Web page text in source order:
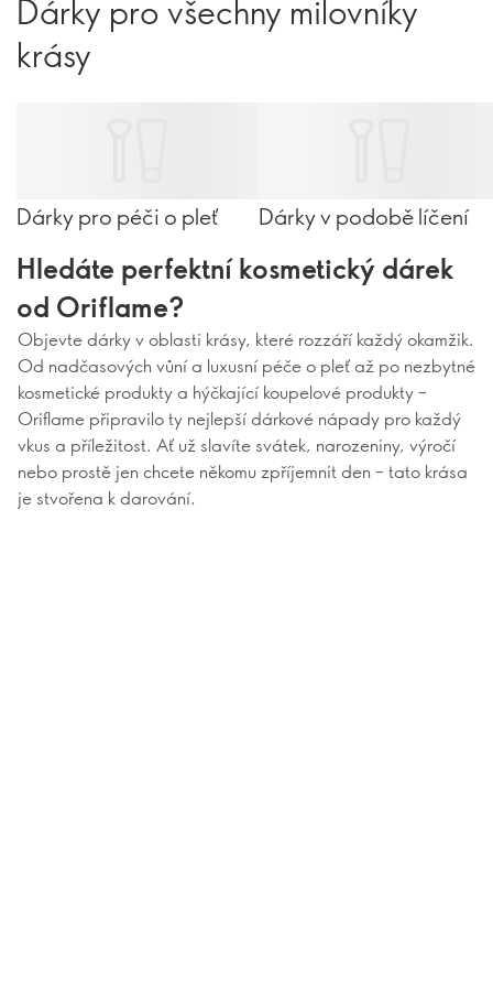
Dárky pro všechny milovníky
krásy
Dárky pro péči o pleť Dárky v podobě líčení
Hledáte perfektní kosmetický dárek
od Oriflame?
Objevte dárky v oblasti krásy, které rozzáří každý okamžik.
Od nadčasových vůní a luxusní péče o pleť až po nezbytné
kosmetické produkty a hýčkající koupelové produkty –
Oriflame připravilo ty nejlepší dárkové nápady pro každý
vkus a příležitost. Ať už slavíte svátek, narozeniny, výročí
nebo prostě jen chcete někomu zpříjemnit den – tato krása
je stvořena k darování.